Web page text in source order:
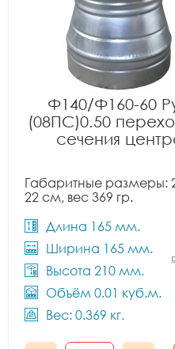
Ф140/Ф160-60
(08ПС)0.50
сечения
Габаритные размеры:
22 см, вес 369 гр.
Длина 165 мм.
Ширина 165 мм.
Высота 210 мм.
Объём 0.01 куб.м.
Вес: 0.369 кг.